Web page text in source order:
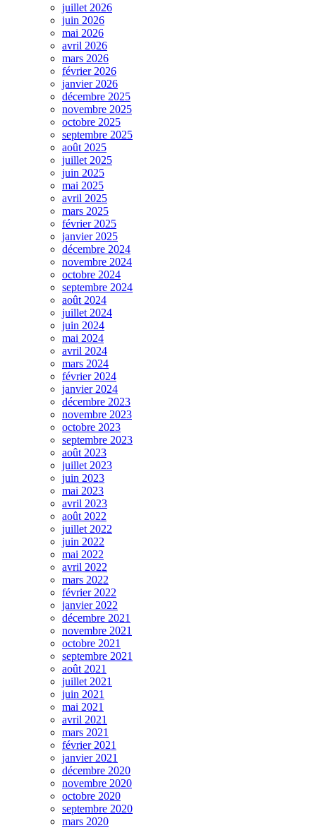
juillet 2026
juin 2026
mai 2026
avril 2026
mars 2026
février 2026
janvier 2026
décembre 2025
novembre 2025
octobre 2025
septembre 2025
août 2025
juillet 2025
juin 2025
mai 2025
avril 2025
mars 2025
février 2025
janvier 2025
décembre 2024
novembre 2024
octobre 2024
septembre 2024
août 2024
juillet 2024
juin 2024
mai 2024
avril 2024
mars 2024
février 2024
janvier 2024
décembre 2023
novembre 2023
octobre 2023
septembre 2023
août 2023
juillet 2023
juin 2023
mai 2023
avril 2023
août 2022
juillet 2022
juin 2022
mai 2022
avril 2022
mars 2022
février 2022
janvier 2022
décembre 2021
novembre 2021
octobre 2021
septembre 2021
août 2021
juillet 2021
juin 2021
mai 2021
avril 2021
mars 2021
février 2021
janvier 2021
décembre 2020
novembre 2020
octobre 2020
septembre 2020
mars 2020